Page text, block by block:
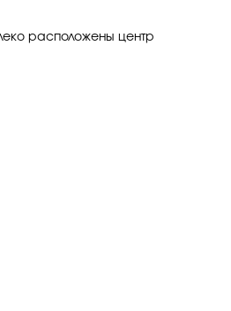
расположены центр